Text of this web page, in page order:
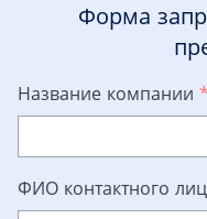
Форма
Название компании *
ФИО контактного